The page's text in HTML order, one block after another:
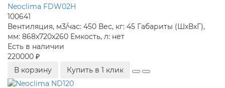
Neoclima FDW02H
100641
Вентиляция, м3/час: 450 Вес, кг: 45 Габариты (ШхВхГ),
мм: 868x720x260 Емкость, л: нет
Есть в наличии
220000 ₽
В корзину
Купить в 1 клик